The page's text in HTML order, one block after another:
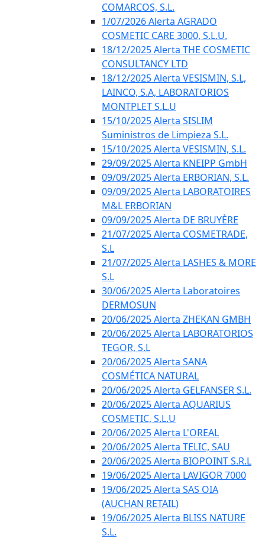
COMARCOS, S.L.
1/07/2026 Alerta AGRADO
COSMETIC CARE 3000, S.L.U.
18/12/2025 Alerta THE COSMETIC
CONSULTANCY LTD
18/12/2025 Alerta VESISMIN, S.L,
LAINCO, S.A, LABORATORIOS
MONTPLET S.L.U
15/10/2025 Alerta SISLIM
Suministros de Limpieza S.L.
15/10/2025 Alerta VESISMIN, S.L.
29/09/2025 Alerta KNEIPP GmbH
09/09/2025 Alerta ERBORIAN, S.L.
09/09/2025 Alerta LABORATOIRES
M&L ERBORIAN
09/09/2025 Alerta DE BRUYÈRE
21/07/2025 Alerta COSMETRADE,
S.L
21/07/2025 Alerta LASHES & MORE
S.L
30/06/2025 Alerta Laboratoires
DERMOSUN
20/06/2025 Alerta ZHEKAN GMBH
20/06/2025 Alerta LABORATORIOS
TEGOR, S.L
20/06/2025 Alerta SANA
COSMÉTICA NATURAL
20/06/2025 Alerta GELFANSER S.L.
20/06/2025 Alerta AQUARIUS
COSMETIC, S.L.U
20/06/2025 Alerta L'OREAL
20/06/2025 Alerta TELIC, SAU
20/06/2025 Alerta BIOPOINT S.R.L
19/06/2025 Alerta LAVIGOR 7000
19/06/2025 Alerta SAS OIA
(AUCHAN RETAIL)
19/06/2025 Alerta BLISS NATURE
S.L.